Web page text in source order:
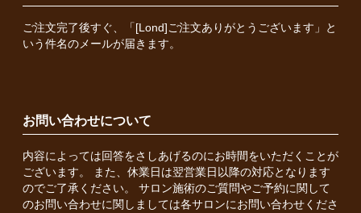
ご注文完了後すぐ、「[Lond]ご注文ありがとうございます」と
いう件名のメールが届きます。
お問い合わせについて
内容によっては回答をさしあげるのにお時間をいただくことが
ございます。 また、休業日は翌営業日以降の対応となります
のでご了承ください。 サロン施術のご質問やご予約に関して
のお問い合わせに関しましては各サロンにお問い合わせくださ